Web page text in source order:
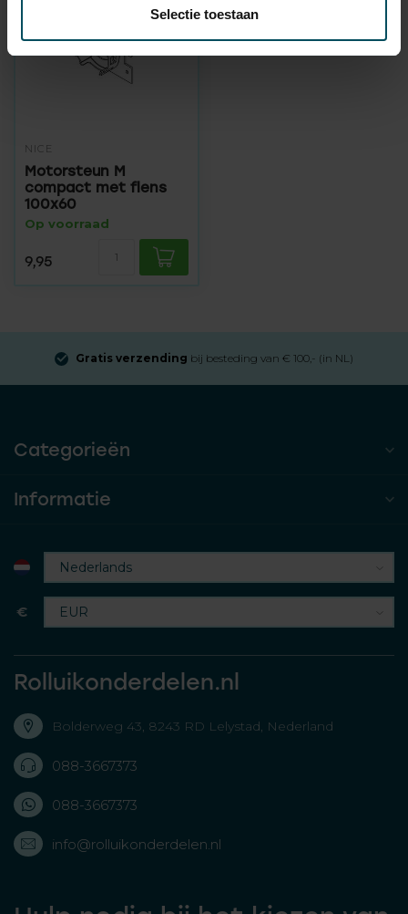
Selectie toestaan
NICE
Motorsteun M
compact met flens
100x60
Op voorraad
9,95
Gratis verzending bij besteding van € 100,- (in NL)
Categorieën
Informatie
€
Rolluikonderdelen.nl
Bolderweg 43, 8243 RD Lelystad, Nederland
088-3667373
088-3667373
info@rolluikonderdelen.nl